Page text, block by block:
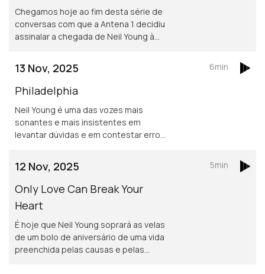
Chegamos hoje ao fim desta série de
conversas com que a Antena 1 decidiu
assinalar a chegada de Neil Young à
13 Nov, 2025
Philadelphia
Neil Young é uma das vozes mais
sonantes e mais insistentes em
levantar dúvidas e em contestar erros,
comercializada nos últimos anos.
6min
12 Nov, 2025
Only Love Can Break Your
Heart
É hoje que Neil Young soprará as velas
de um bolo de aniversário de uma vida
preenchida pelas causas e pelas
5min